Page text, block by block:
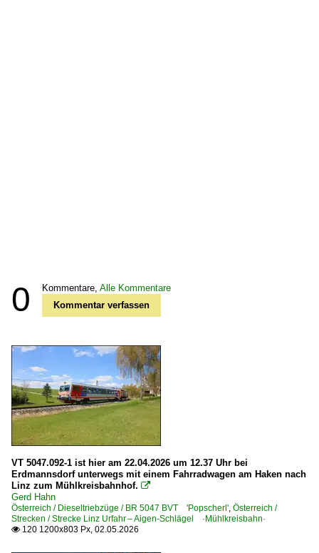
0 Kommentare, Alle Kommentare
Kommentar verfassen
VT 5047.092-1 ist hier am 22.04.2026 um 12.37 Uhr bei
Erdmannsdorf unterwegs mit einem Fahrradwagen am Haken nach
Linz zum Mühlkreisbahnhof. 
Gerd Hahn
Österreich / Dieseltriebzüge / BR 5047 BVT 'Popscherl' Österreich /
Strecken / Strecke Linz Urfahr – Aigen-Schlägel ·Mühlkreisbahn·
 120 1200x803 Px, 02.05.2026